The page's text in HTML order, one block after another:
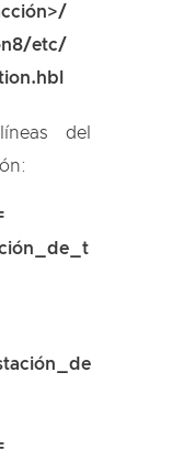
etc/
del